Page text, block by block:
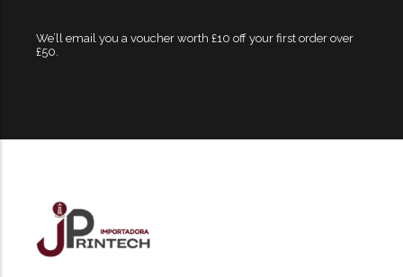
We’ll email you a voucher worth £10 off your first order over
£50.